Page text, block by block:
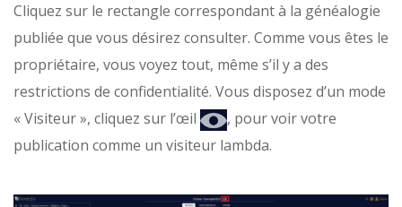
Cliquez sur le rectangle correspondant à la généalogie
publiée que vous désirez consulter. Comme vous êtes le
propriétaire, vous voyez tout, même s’il y a des
restrictions de confidentialité. Vous disposez d’un mode
« Visiteur », cliquez sur l’œil
, pour voir votre
publication comme un visiteur lambda.